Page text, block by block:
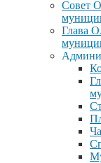
Совет
Глава